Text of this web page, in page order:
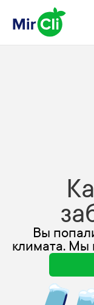
Вы
климата. Мы